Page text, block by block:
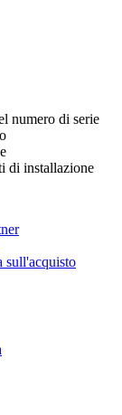
numero di serie
di installazione
sull'acquisto